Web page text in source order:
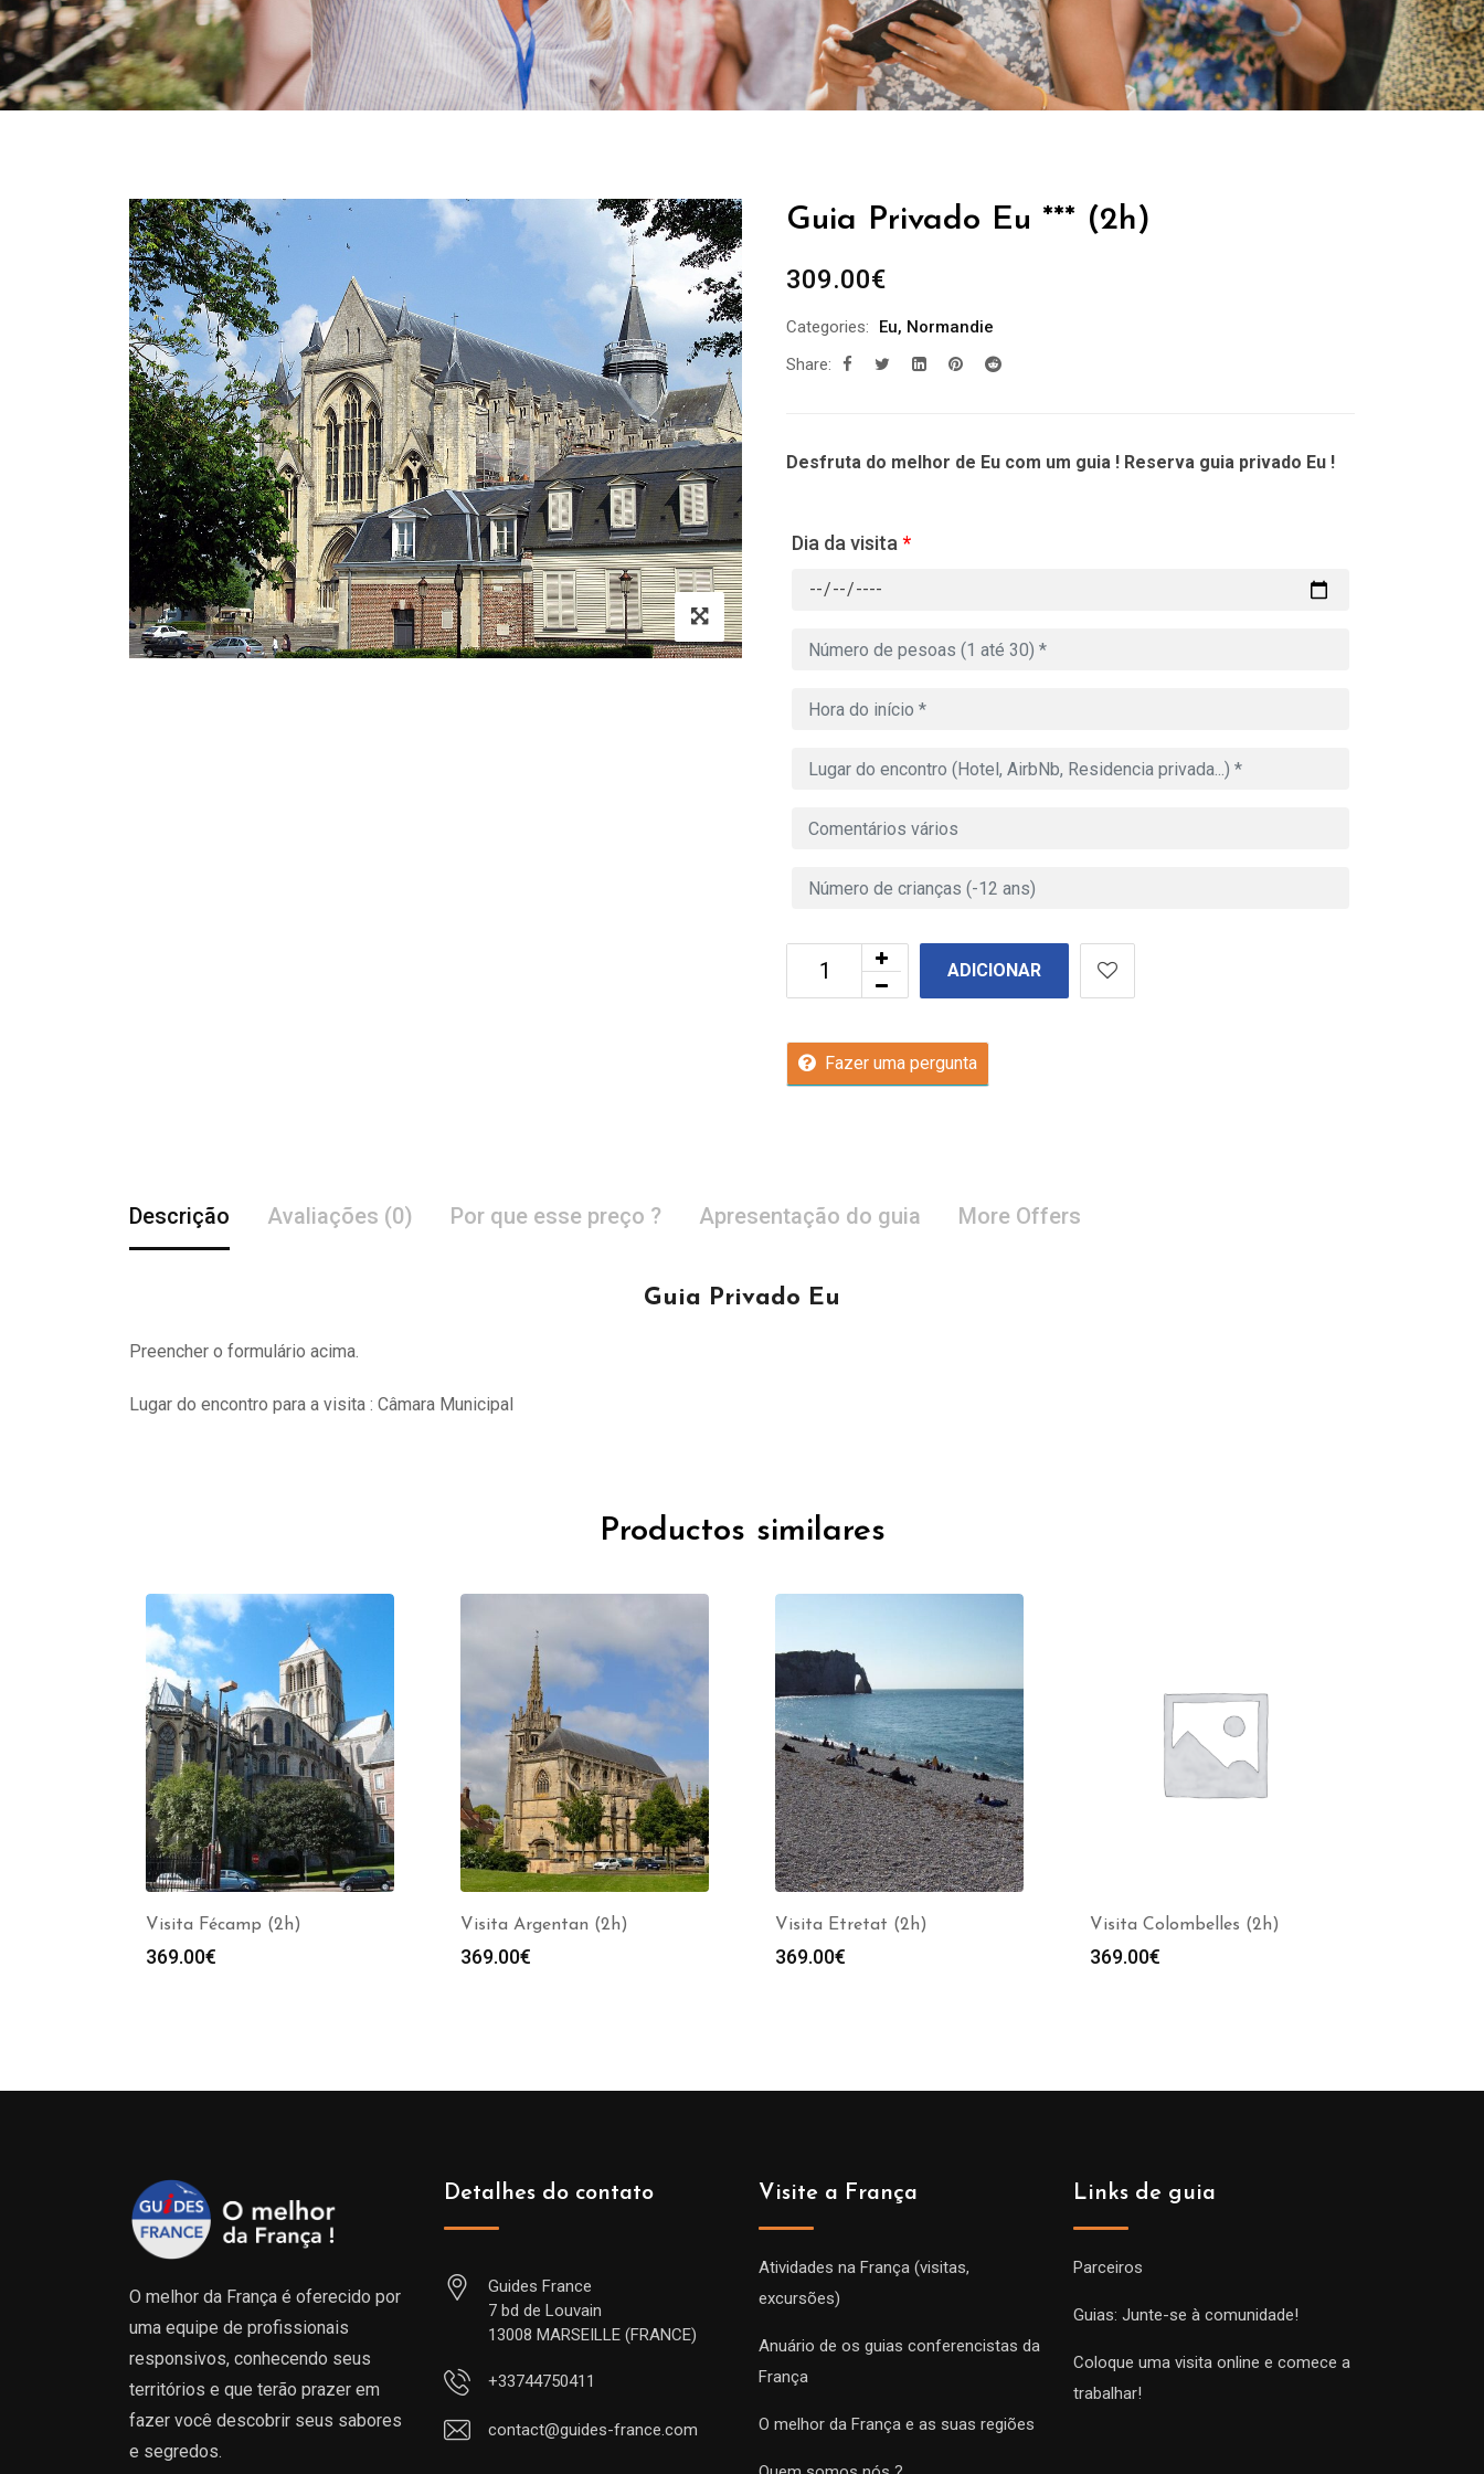
Guia Privado Eu *** (2h)
309.00€
Categories: Eu, Normandie
Share:
Desfruta do melhor de Eu com um guia ! Reserva guia privado Eu !
Dia da visita *
ADICIONAR
Fazer uma pergunta
Descrição Avaliações (0) Por que esse preço ? Apresentação do guia More Offers
Guia Privado Eu
Preencher o formulário acima.
Lugar do encontro para a visita : Câmara Municipal
Productos similares
Visita Fécamp (2h)
369.00€
Visita Argentan (2h)
369.00€
Visita Etretat (2h)
369.00€
Visita Colombelles (2h)
369.00€
O melhor da França é oferecido por
uma equipe de profissionais
responsivos, conhecendo seus
territórios e que terão prazer em
fazer você descobrir seus sabores
e segredos.
Detalhes do contato
Guides France
7 bd de Louvain
13008 MARSEILLE (FRANCE)
+33744750411
contact@guides-france.com
Visite a França
Atividades na França (visitas,
excursões)
Anuário de os guias conferencistas da
França
O melhor da França e as suas regiões
Links de guia
Parceiros
Guias: Junte-se à comunidade!
Coloque uma visita online e comece a
trabalhar!